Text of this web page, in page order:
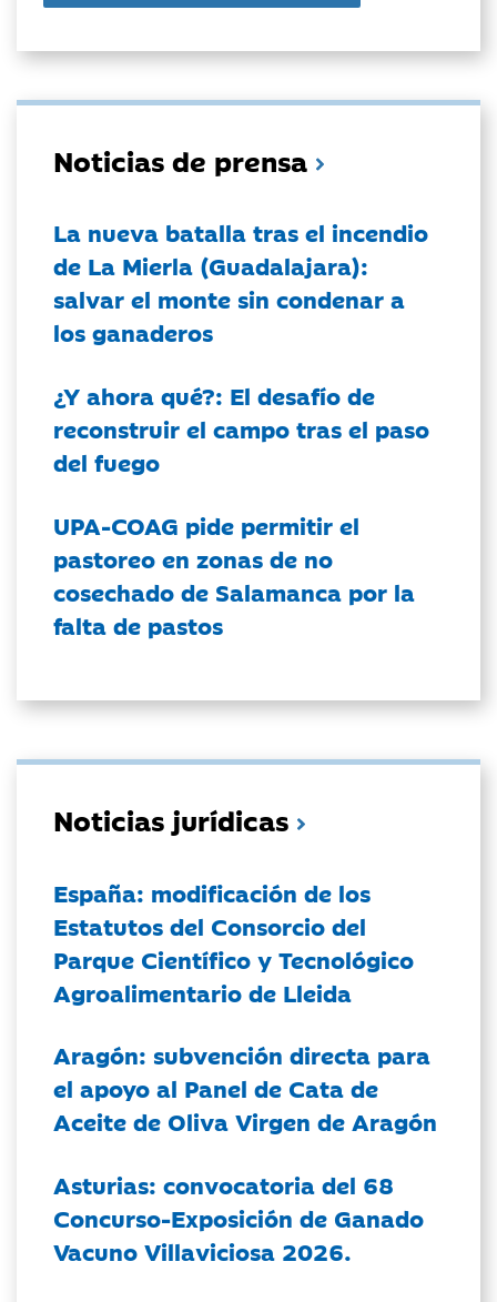
Noticias de prensa
La nueva batalla tras el incendio
de La Mierla (Guadalajara):
salvar el monte sin condenar a
los ganaderos
¿Y ahora qué?: El desafío de
reconstruir el campo tras el paso
del fuego
UPA-COAG pide permitir el
pastoreo en zonas de no
cosechado de Salamanca por la
falta de pastos
Noticias jurídicas
España: modificación de los
Estatutos del Consorcio del
Parque Científico y Tecnológico
Agroalimentario de Lleida
Aragón: subvención directa para
el apoyo al Panel de Cata de
Aceite de Oliva Virgen de Aragón
Asturias: convocatoria del 68
Concurso-Exposición de Ganado
Vacuno Villaviciosa 2026.